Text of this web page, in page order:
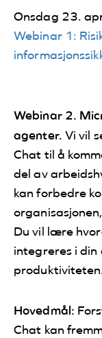
Onsdag 23.
Webinar 1:
Webinar 2.
agenter. Vi vil
Chat til å
del av
kan forbedre
Du vil lære
integreres i
produktiviteten.
Hovedmål:
Chat kan